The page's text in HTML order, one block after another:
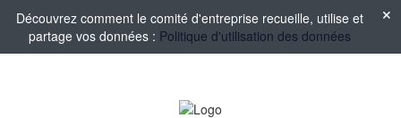
Découvrez comment le comité d'entreprise recueille, utilise et
partage vos données : Politique d'utilisation des données